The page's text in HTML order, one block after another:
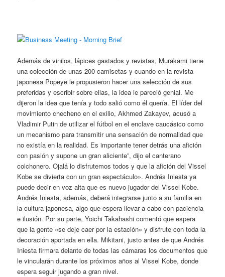
Además de vinilos, lápices gastados y revistas, Murakami tiene
una colección de unas 200 camisetas y cuando en la revista
japonesa Popeye le propusieron hacer una selección de sus
preferidas y escribir sobre ellas, la idea le pareció genial. Me
dijeron la idea que tenía y todo salió como él quería. El líder del
movimiento checheno en el exilio, Akhmed Zakayev, acusó a
Vladimir Putin de utilizar el fútbol en el enclave caucásico como
un mecanismo para transmitir una sensación de normalidad que
no existía en la realidad. Es importante tener detrás una afición
con pasión y supone un gran aliciente”, dijo el canterano
colchonero. Ojalá lo disfrutemos todos y que la afición del Vissel
Kobe se divierta con un gran espectáculo». Andrés Iniesta ya
puede decir en voz alta que es nuevo jugador del Vissel Kobe.
Andrés Iniesta, además, deberá integrarse junto a su familia en
la cultura japonesa, algo que espera llevar a cabo con paciencia
e ilusión. Por su parte, Yoichi Takahashi comentó que espera
que la gente «se deje caer por la estación» y disfrute con toda la
decoración aportada en ella. Mikitani, justo antes de que Andrés
Iniesta firmara delante de todas las cámaras los documentos que
le vincularán durante los próximos años al Vissel Kobe, donde
espera seguir jugando a gran nivel.